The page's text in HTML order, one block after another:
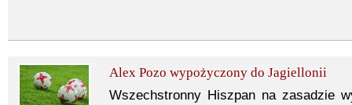
Alex Pozo wypożyczony do Jagiellonii
Wszechstronny Hiszpan na zasadzie